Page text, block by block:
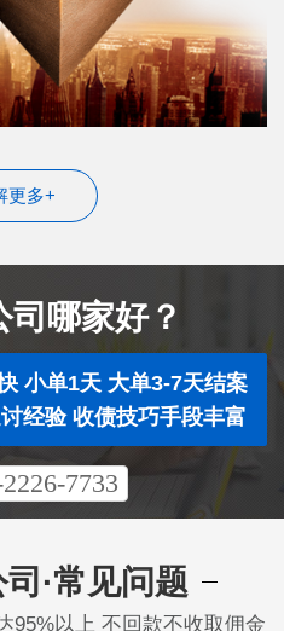
更多+
哪家好？
小单1天 大单3-7天结案
经验 收债技巧手段丰富
7733
·常见问题
95%以上 不回款不收取佣金